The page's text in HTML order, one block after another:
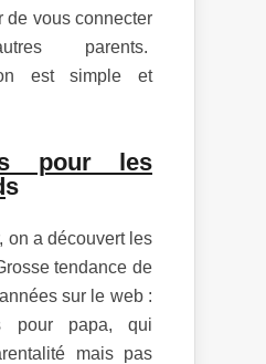
de vous connecter
parents.
est simple et
pour les
s
on a découvert les
tendance de
sur le web :
pour papa, qui
mais pas